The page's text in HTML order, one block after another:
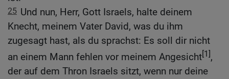
25 Und nun, Herr, Gott Israels, halte deinem
Knecht, meinem Vater David, was du ihm
zugesagt hast, als du sprachst: Es soll dir nicht
an einem Mann fehlen vor meinem Angesicht[1],
der auf dem Thron Israels sitzt, wenn nur deine